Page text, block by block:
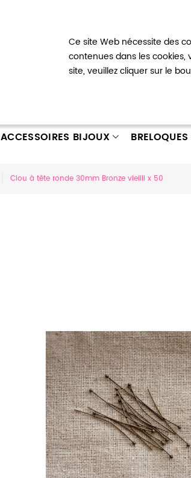
Ce site Web nécessite des
contenues dans les cookies,
site, veuillez cliquer sur le
Mon
ACCESSOIRES BIJOUX BRELOQUES
Clou à tête ronde 30mm Bronze vieilli x 50